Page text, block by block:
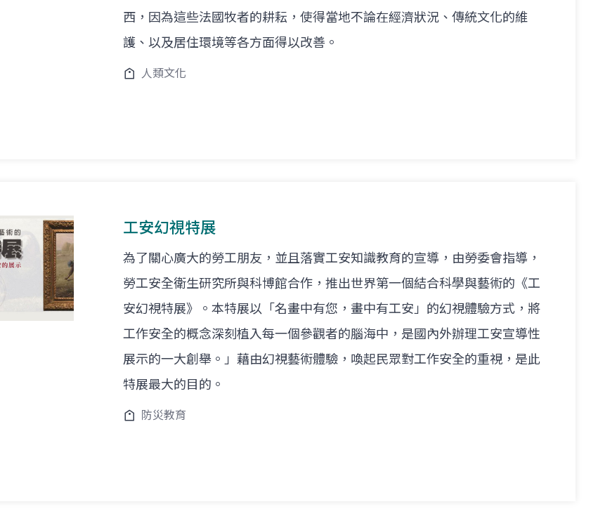
西，因為這些法國牧者的耕耘，使得當地不論在經濟狀況、傳統文化的維
護、以及居住環境等各方面得以改善。
人類文化
工安幻視特展
為了關心廣大的勞工朋友，並且落實工安知識教育的宣導，由勞委會指導，
勞工安全衛生研究所與科博館合作，推出世界第一個結合科學與藝術的《工
安幻視特展》。本特展以「名畫中有您，畫中有工安」的幻視體驗方式，將
工作安全的概念深刻植入每一個參觀者的腦海中，是國內外辦理工安宣導性
展示的一大創舉。」藉由幻視藝術體驗，喚起民眾對工作安全的重視，是此
特展最大的目的。
防災教育